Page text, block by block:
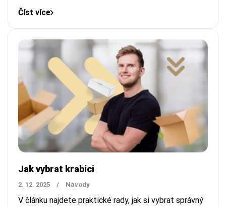
Číst více
Jak vybrat krabici
2. 12. 2025 / Návody
V článku najdete praktické rady, jak si vybrat správný